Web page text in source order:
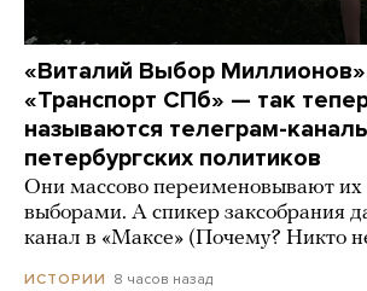
«Виталий Выбор
«Транспорт СПб» — так
называются телеграм-
петербургских политиков
Они массово переименовывают их
выборами. А спикер заксобрания
канал в «Максе» (Почему? Никто
ИСТОРИИ 8 часов назад